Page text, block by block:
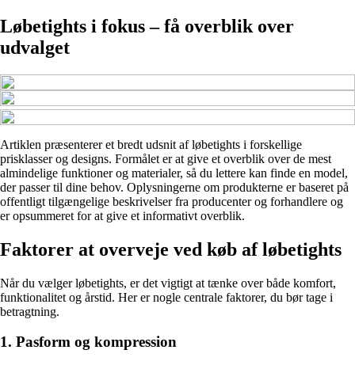
Løbetights i fokus – få overblik over
udvalget
Artiklen præsenterer et bredt udsnit af løbetights i forskellige
prisklasser og designs. Formålet er at give et overblik over de mest
almindelige funktioner og materialer, så du lettere kan finde en model,
der passer til dine behov. Oplysningerne om produkterne er baseret på
offentligt tilgængelige beskrivelser fra producenter og forhandlere og
er opsummeret for at give et informativt overblik.
Faktorer at overveje ved køb af løbetights
Når du vælger løbetights, er det vigtigt at tænke over både komfort,
funktionalitet og årstid. Her er nogle centrale faktorer, du bør tage i
betragtning.
1. Pasform og kompression